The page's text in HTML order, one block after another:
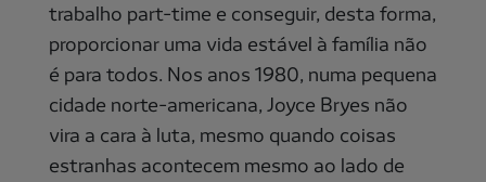
trabalho part-time e conseguir, desta forma,
proporcionar uma vida estável à família não
é para todos. Nos anos 1980, numa pequena
cidade norte-americana, Joyce Bryes não
vira a cara à luta, mesmo quando coisas
estranhas acontecem mesmo ao lado de